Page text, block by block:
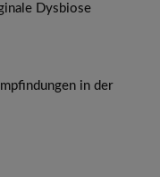
Dysbiose
in der